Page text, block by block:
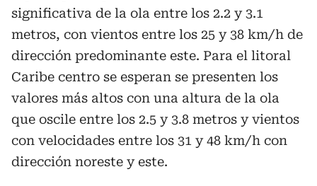
significativa de la ola entre los 2.2 y 3.1
metros, con vientos entre los 25 y 38 km/h de
dirección predominante este. Para el litoral
Caribe centro se esperan se presenten los
valores más altos con una altura de la ola
que oscile entre los 2.5 y 3.8 metros y vientos
con velocidades entre los 31 y 48 km/h con
dirección noreste y este.